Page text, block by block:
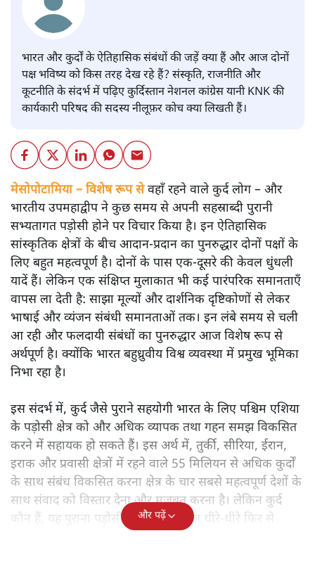
भारत और कुर्दों के ऐतिहासिक संबंधों की जड़ें क्या हैं और आज दोनों
पक्ष भविष्य को किस तरह देख रहे हैं? संस्कृति, राजनीति और
कूटनीति के संदर्भ में पढ़िए कुर्दिस्तान नेशनल कांग्रेस यानी KNK की
कार्यकारी परिषद की सदस्य नीलूफ़र कोच क्या लिखती हैं।
मेसोपोटामिया – विशेष रूप सेवहाँ रहने वाले कुर्द लोग – और
भारतीय उपमहाद्वीप ने कुछ समय से अपनी सहस्राब्दी पुरानी
सभ्यतागत पड़ोसी होने पर विचार किया है। इन ऐतिहासिक
सांस्कृतिक क्षेत्रों के बीच आदान-प्रदान का पुनरुद्धार दोनों पक्षों के
लिए बहुत महत्वपूर्ण है। दोनों के पास एक-दूसरे की केवल धुंधली
यादें हैं। लेकिन एक संक्षिप्त मुलाकात भी कई पारंपरिक समानताएँ
वापस ला देती है: साझा मूल्यों और दार्शनिक दृष्टिकोणों से लेकर
भाषाई और व्यंजन संबंधी समानताओं तक। इन लंबे समय से चली
आ रही और फलदायी संबंधों का पुनरुद्धार आज विशेष रूप से
अर्थपूर्ण है। क्योंकि भारत बहुध्रुवीय विश्व व्यवस्था में प्रमुख भूमिका
निभा रहा है।
इस संदर्भ में, कुर्द जैसे पुराने सहयोगी भारत के लिए पश्चिम एशिया
के पड़ोसी क्षेत्र को और अधिक व्यापक तथा गहन समझ विकसित
करने में सहायक हो सकते हैं। इस अर्थ में, तुर्की, सीरिया, ईरान,
इराक और प्रवासी क्षेत्रों में रहने वाले 55 मिलियन से अधिक कुर्दों
के साथ संबंध विकसित करना क्षेत्र के चार सबसे महत्वपूर्ण देशों के
साथ संवाद को विस्तार देना और मजबूत करना है। लेकिन कुर्द
कौन हैं, यह पुराना पड़ोसी जिसे भारत आज धीरे-धीरे फिर से
और पढ़ें